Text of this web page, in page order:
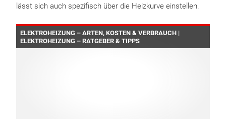
lässt sich auch spezifisch über die Heizkurve einstellen.
ELEKTROHEIZUNG – ARTEN, KOSTEN & VERBRAUCH |
ELEKTROHEIZUNG – RATGEBER & TIPPS